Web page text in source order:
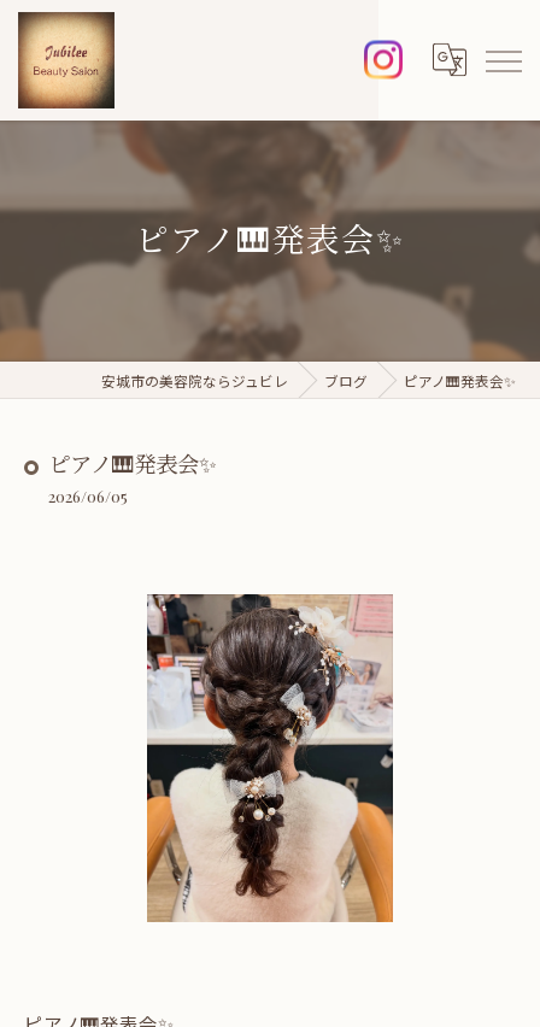
ピアノ🎹発表会✨
安城市の美容院ならジュビレ ブログ ピアノ🎹発表会✨
ピアノ🎹発表会✨
2026/06/05